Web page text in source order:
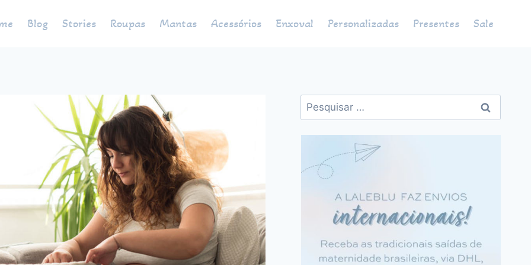
Blog Stories Roupas Mantas Acessórios Enxoval Personalizadas Presentes Sale
Pesquisar
por: